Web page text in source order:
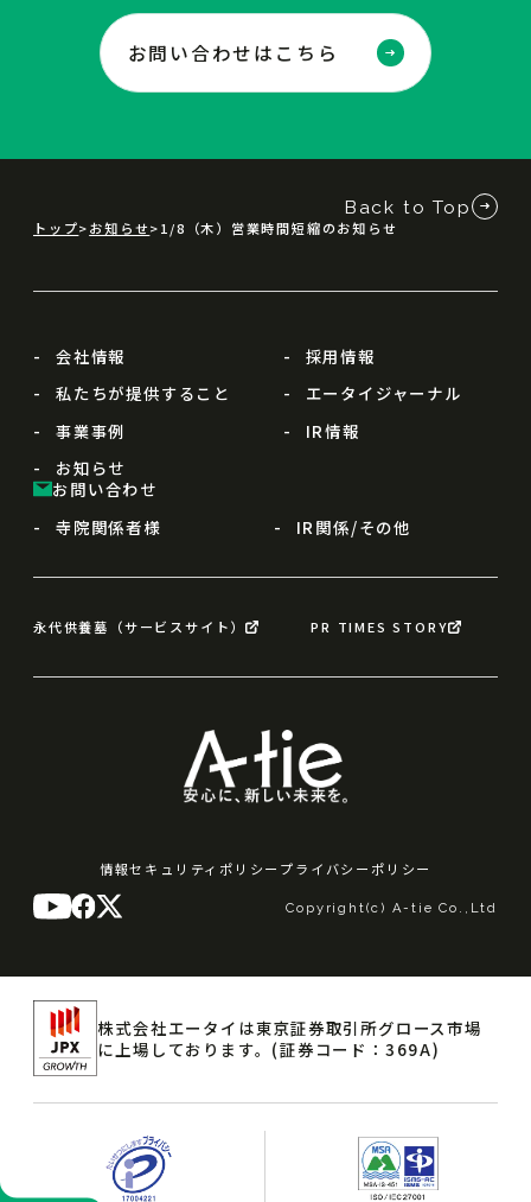
お問い合わせはこちら
トップ お知らせ 1/8（木）営業時間短縮のお知らせ
Back to Top
会社情報
私たちが提供すること
事業事例
お知らせ
採用情報
エータイジャーナル
IR情報
お問い合わせ
寺院関係者様
IR関係/その他
永代供養墓（サービスサイト） PR TIMES STORY
情報セキュリティポリシー プライバシーポリシー
Copyright(c) A-tie Co.,Ltd
株式会社エータイは東京証券取引所グロース市場
に上場しております。 (証券コード：369A)